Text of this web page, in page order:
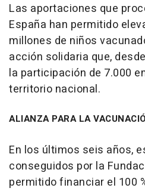
Las aportaciones que
España han permitido
millones de niños
acción solidaria que,
la participación de 7.000
territorio nacional.
ALIANZA PARA LA
En los últimos seis años,
conseguidos por la
permitido financiar el 100